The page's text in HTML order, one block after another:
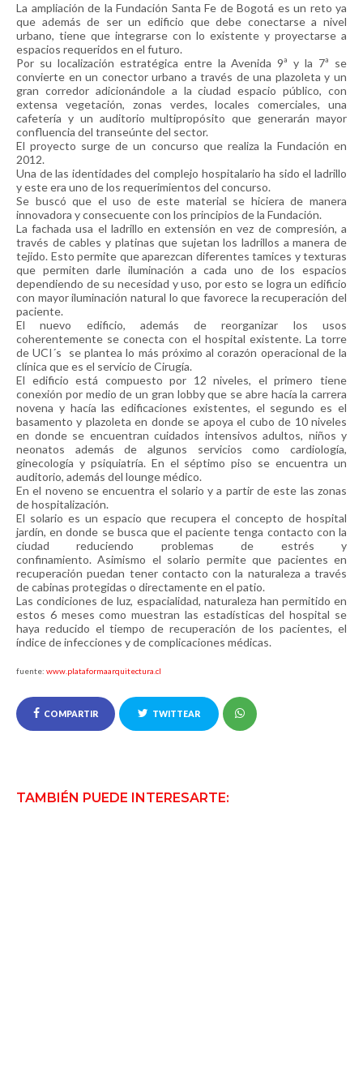
La ampliación de la Fundación Santa Fe de Bogotá es un reto ya
que además de ser un edificio que debe conectarse a nivel
urbano, tiene que integrarse con lo existente y proyectarse a
espacios requeridos en el futuro.
Por su localización estratégica entre la Avenida 9ª y la 7ª se
convierte en un conector urbano a través de una plazoleta y un
gran corredor adicionándole a la ciudad espacio público, con
extensa vegetación, zonas verdes, locales comerciales, una
cafetería y un auditorio multipropósito que generarán mayor
confluencia del transeúnte del sector.
El proyecto surge de un concurso que realiza la Fundación en
2012.
Una de las identidades del complejo hospitalario ha sido el ladrillo
y este era uno de los requerimientos del concurso.
Se buscó que el uso de este material se hiciera de manera
innovadora y consecuente con los principios de la Fundación.
La fachada usa el ladrillo en extensión en vez de compresión, a
través de cables y platinas que sujetan los ladrillos a manera de
tejido. Esto permite que aparezcan diferentes tamices y texturas
que permiten darle iluminación a cada uno de los espacios
dependiendo de su necesidad y uso, por esto se logra un edificio
con mayor iluminación natural lo que favorece la recuperación del
paciente.
El nuevo edificio, además de reorganizar los usos
coherentemente se conecta con el hospital existente. La torre
de UCI´s se plantea lo más próximo al corazón operacional de la
clínica que es el servicio de Cirugía.
El edificio está compuesto por 12 niveles, el primero tiene
conexión por medio de un gran lobby que se abre hacía la carrera
novena y hacía las edificaciones existentes, el segundo es el
basamento y plazoleta en donde se apoya el cubo de 10 niveles
en donde se encuentran cuidados intensivos adultos, niños y
neonatos además de algunos servicios como cardiología,
ginecología y psiquiatría. En el séptimo piso se encuentra un
auditorio, además del lounge médico.
En el noveno se encuentra el solario y a partir de este las zonas
de hospitalización.
El solario es un espacio que recupera el concepto de hospital
jardín, en donde se busca que el paciente tenga contacto con la
ciudad reduciendo problemas de estrés y
confinamiento. Asimismo el solario permite que pacientes en
recuperación puedan tener contacto con la naturaleza a través
de cabinas protegidas o directamente en el patio.
Las condiciones de luz, espacialidad, naturaleza han permitido en
estos 6 meses como muestran las estadísticas del hospital se
haya reducido el tiempo de recuperación de los pacientes, el
índice de infecciones y de complicaciones médicas.
fuente: www.plataformaarquitectura.cl
COMPARTIR TWITTEAR
TAMBIÉN PUEDE INTERESARTE: